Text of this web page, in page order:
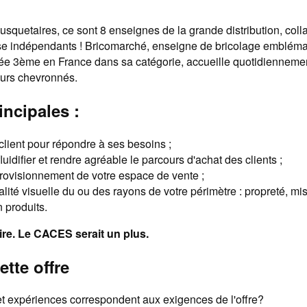
ce sont 8 enseignes de la grande distribution,
indépendants ! Bricomarché, enseigne de bricolage
3ème en France dans sa catégorie, accueille
chevronnés.
:
pour répondre à ses besoins ;
et rendre agréable le parcours d'achat des clients ;
de votre espace de vente ;
visuelle du ou des rayons de votre périmètre : propreté,
produits.
Le CACES serait un plus.
offre
expériences correspondent aux exigences de l'offre?